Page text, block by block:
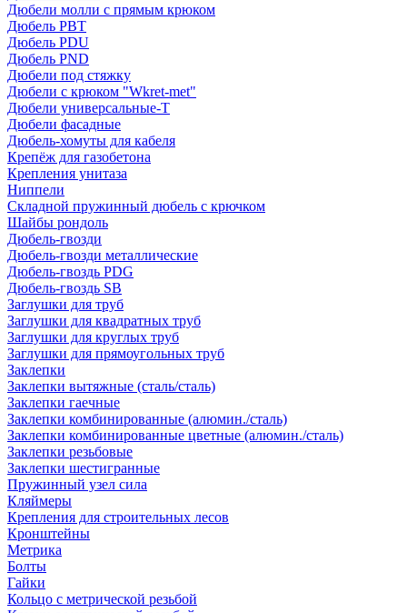
Дюбели молли с прямым крюком
Дюбель PBT
Дюбель PDU
Дюбель PND
Дюбели под стяжку
Дюбели с крюком "Wkret-met"
Дюбели универсальные-Т
Дюбели фасадные
Дюбель-хомуты для кабеля
Крепёж для газобетона
Крепления унитаза
Ниппели
Складной пружинный дюбель с крючком
Шайбы рондоль
Дюбель-гвозди
Дюбель-гвозди металлические
Дюбель-гвоздь PDG
Дюбель-гвоздь SB
Заглушки для труб
Заглушки для квадратных труб
Заглушки для круглых труб
Заглушки для прямоугольных труб
Заклепки
Заклепки вытяжные (сталь/сталь)
Заклепки гаечные
Заклепки комбинированные (алюмин./сталь)
Заклепки комбинированные цветные (алюмин./сталь)
Заклепки резьбовые
Заклепки шестигранные
Пружинный узел сила
Кляймеры
Крепления для строительных лесов
Кронштейны
Метрика
Болты
Гайки
Кольцо с метрической резьбой